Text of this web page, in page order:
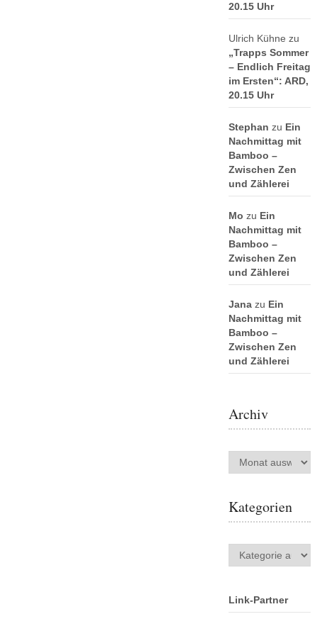
20.15 Uhr
Ulrich Kühne zu
„Trapps Sommer
– Endlich Freitag
im Ersten“: ARD,
20.15 Uhr
Stephan zu Ein
Nachmittag mit
Bamboo –
Zwischen Zen
und Zählerei
Mo zu Ein
Nachmittag mit
Bamboo –
Zwischen Zen
und Zählerei
Janazu Ein
Nachmittag mit
Bamboo –
Zwischen Zen
und Zählerei
Archiv
Archiv
Kategorien
Kategorien
Link-Partner